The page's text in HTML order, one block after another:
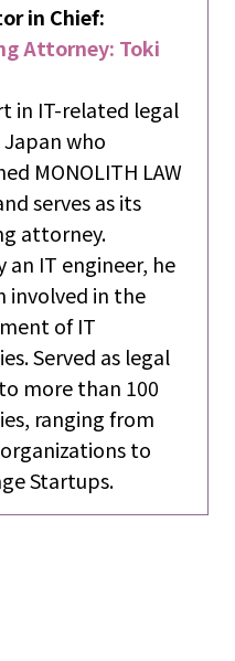
in Chief:
Attorney: Toki
in IT-related legal
who
MONOLITH LAW
serves as its
attorney.
an IT engineer, he
involved in the
of IT
Served as legal
more than 100
ranging from
to
Startups.